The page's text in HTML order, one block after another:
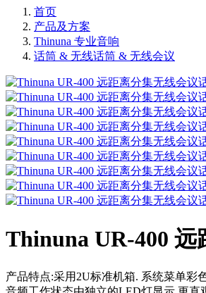
首页
产品及方案
Thinuna 专业音响
话筒 & 无线话筒 & 无线会议
Thinuna UR-400
产品特点:采用2U标准机箱. 系统菜单彩